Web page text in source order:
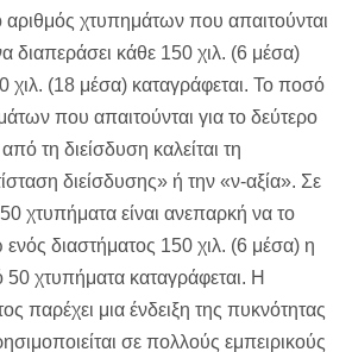
αριθμός χτυπημάτων που απαιτούνται
διαπεράσει κάθε 150 χιλ. (6 μέσα)
χιλ. (18 μέσα) καταγράφεται. Το ποσό
που απαιτούνται για το δεύτερο
τη διείσδυση καλείται τη
διείσδυσης» ή την «ν-αξία». Σε
χτυπήματα είναι ανεπαρκή να το
διαστήματος 150 χιλ. (6 μέσα) η
50 χτυπήματα καταγράφεται. Η
παρέχει μια ένδειξη της πυκνότητας
σε πολλούς εμπειρικούς